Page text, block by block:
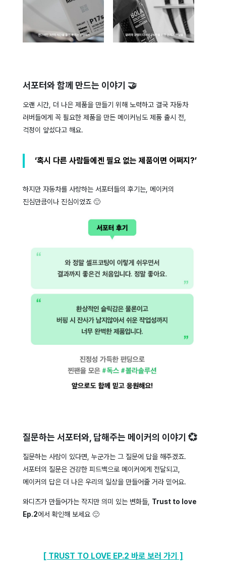
서포터와 함께 만드는 이야기 🤝
오랜 시간, 더 나은 제품을 만들기 위해 노력하고 결국 자동차
러버들에게 꼭 필요한 제품을 만든 메이커님도 제품 출시 전,
걱정이 앞섰다고 해요.
‘혹시 다른 사람들에겐 필요 없는 제품이면 어쩌지?’
하지만 자동차를 사랑하는 서포터들의 후기는, 메이커의
진심만큼이나 진심이었죠 🙂
질문하는 서포터와, 답해주는 메이커의 이야기 💞
질문하는 사람이 있다면, 누군가는 그 질문에 답을 해주겠죠.
서포터의 질문은 건강한 피드백으로 메이커에게 전달되고,
메이커의 답은 더 나은 우리의 일상을 만들어줄 거라 믿어요.
와디즈가 만들어가는 작지만 의미 있는 변화들, Trust to love
Ep.2에서 확인해 보세요 🙂
[ TRUST TO LOVE EP.2 바로 보러 가기 ]